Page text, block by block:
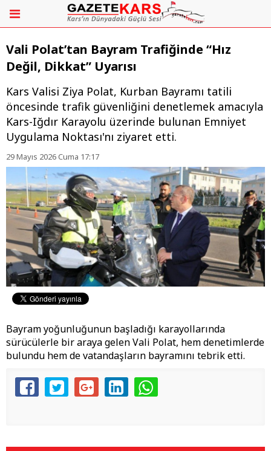
Vali Polat’tan Bayram Trafiğinde “Hız
Değil, Dikkat” Uyarısı
Kars Valisi Ziya Polat, Kurban Bayramı tatili
öncesinde trafik güvenliğini denetlemek amacıyla
Kars-Iğdır Karayolu üzerinde bulunan Emniyet
Uygulama Noktası'nı ziyaret etti.
29 Mayıs 2026 Cuma 17:17
​Bayram yoğunluğunun başladığı karayollarında
sürücülerle bir araya gelen Vali Polat, hem denetimlerde
bulundu hem de vatandaşların bayramını tebrik etti.